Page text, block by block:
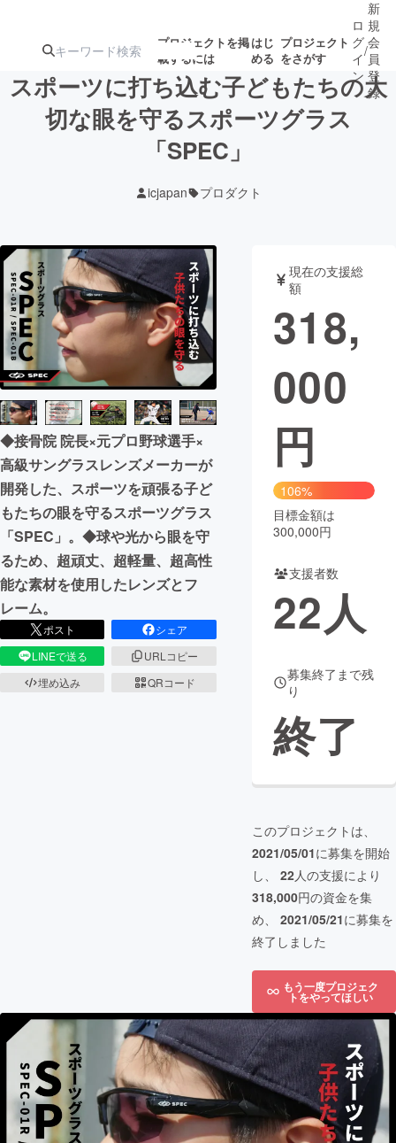
プロジェクトを掲
載するには
はじ
める
プロジェクト
をさがす
注目の新着プロ募集終了が近いプ
テクノロジー・ガジェット
映像・映画 書籍・雑誌
ビジネス・起業 チャレンジ
まちづくり・地域活性化
CAMPFIRE for Social Good
CAMPFIRE Creation
CAMPFIREふるさと納税machi-ya コミュニティ
ロ
グ
イ
ン
/
新
規
会
員
登
録
スポーツに打ち込む子どもたちの大
切な眼を守るスポーツグラス
「SPEC」
icjapan プロダクト
◆接骨院 院長×元プロ野球選手×
高級サングラスレンズメーカーが
開発した、スポーツを頑張る子ど
もたちの眼を守るスポーツグラス
「SPEC」。◆球や光から眼を守
るため、超頑丈、超軽量、超高性
能な素材を使用したレンズとフ
レーム。
ポスト
シェア
LINEで送る
URLコピー
埋め込み
QRコード
現在の支援総
額
318,
000
円
106%
目標金額は
300,000円
支援者数
22人
募集終了まで残
り
終了
このプロジェクトは、
2021/05/01に募集を開始
し、 22人の支援により
318,000円の資金を集
め、 2021/05/21に募集を
終了しました
もう一度プロジェク
トをやってほしい